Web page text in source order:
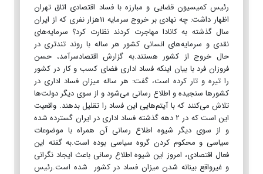
رئیس کمیسیون قضایی و مبارزه با فساد اقتصادی اتاق تهران
اظهار داشت: چه نهادی بر خروج سرمایه ۱۱هزار نفری که از ایران
سال گذشته به کانادا مهاجرت کردند نظارت کرد؟ سرمایه‌های
نقدی و سرمایه‌های انسانی کشور هر ساله با روند تندتری در
حال خروج از کشور هستند.به گزارش اقتصادسرآمد، حسن
فروزان فرد با بیان اینکه فساد اداری فضای کسب و کار در کشور
را تیره و تار کرده است، گفت: هر ساله میزان فساد اداری در
کشورها سنجیده و اطلاع رسانی می‌شود و از سوی دیگر دولت‌ها
تلاش می‌کنند که با آیتم‌هایی این فساد را تقلیل بدهند. واقعیت
این است که در ۲ دهه گذشته فساد اداری در ایران گسترده شده
و از سوی دیگر شیوه اطلاع رسانی آن همراه با موضوعات
سیاسی و محکوم کردن گروه سیاسی بوده است.به گفته این
فعال اقتصادی، امروز این شیوه اطلاع رسانی باعث ایجاد نگرانی
و غیرواقع بینانه شدن میزان فساد در کشور شده است.رئیس